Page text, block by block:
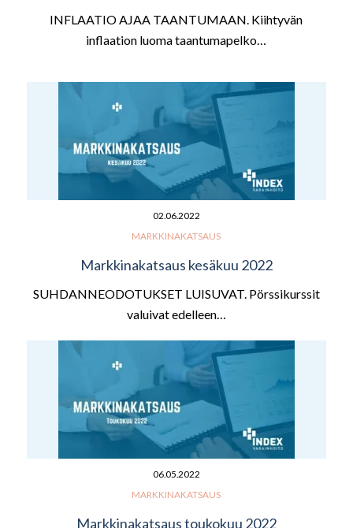
INFLAATIO AJAA TAANTUMAAN. Kiihtyvän
inflaation luoma taantumapelko…
02.06.2022
MARKKINAKATSAUS
Markkinakatsaus kesäkuu 2022
SUHDANNEODOTUKSET LUISUVAT. Pörssikurssit
valuivat edelleen…
06.05.2022
MARKKINAKATSAUS
Markkinakatsaus toukokuu 2022